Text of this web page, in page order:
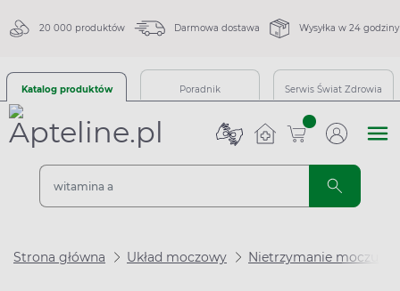
20 000 produktów Darmowa dostawa Wysyłka w 24 godziny
Katalog produktów Poradnik Serwis Świat Zdrowia
sztuk
Strona główna Układ moczowy Nietrzymanie moczu